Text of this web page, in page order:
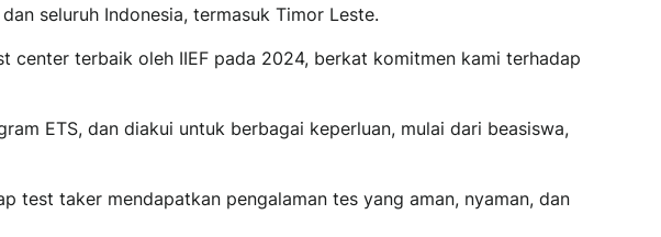
seluruh Indonesia, termasuk Timor Leste.
center terbaik oleh IIEF pada 2024, berkat komitmen kami terhadap
ETS, dan diakui untuk berbagai keperluan, mulai dari beasiswa,
test taker mendapatkan pengalaman tes yang aman, nyaman, dan